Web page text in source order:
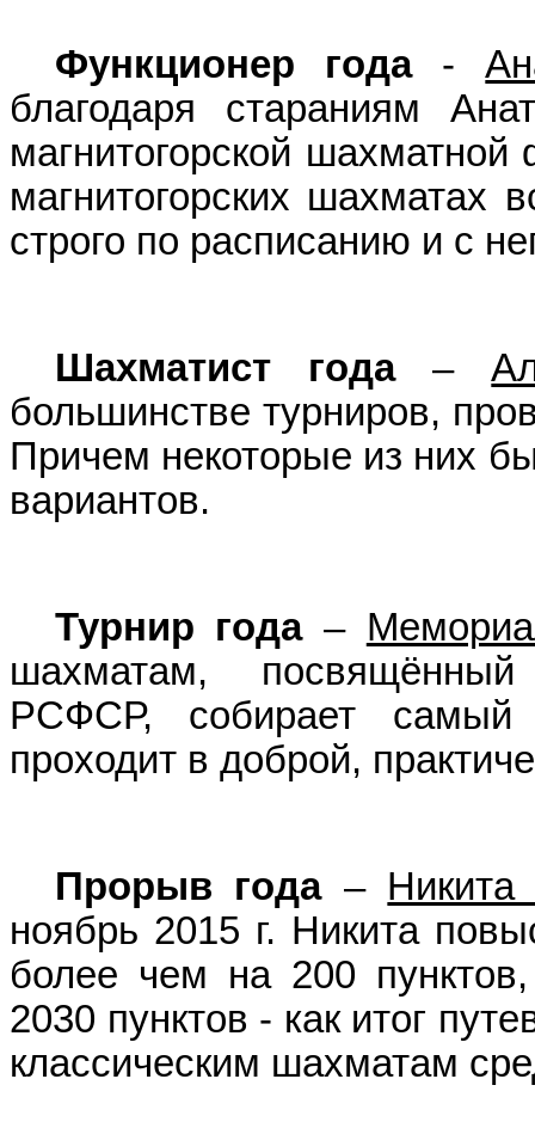
Функционер года-
благодаря стараниям
магнитогорской
магнитогорских шахматах
строго по расписанию и с
Шахматист года–
большинстве турниров,
Причем некоторые из них
вариантов.
Турнир года–
шахматам,
РСФСР, собирает самый
проходит в доброй,
Прорыв года– Никита
ноябрь 2015 г. Никита
более чем на 200
2030 пунктов - как итог
классическим шахматам